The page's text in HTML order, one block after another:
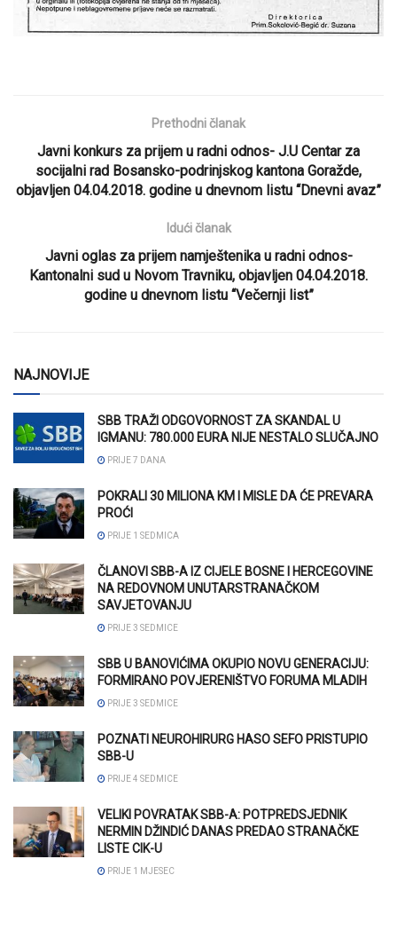
Prethodni članak
Javni konkurs za prijem u radni odnos- J.U Centar za
socijalni rad Bosansko-podrinjskog kantona Goražde,
objavljen 04.04.2018. godine u dnevnom listu “Dnevni avaz”
Idući članak
Javni oglas za prijem namještenika u radni odnos-
Kantonalni sud u Novom Travniku, objavljen 04.04.2018.
godine u dnevnom listu “Večernji list”
NAJNOVIJE
SBB TRAŽI ODGOVORNOST ZA SKANDAL U
IGMANU: 780.000 EURA NIJE NESTALO SLUČAJNO
PRIJE 7 DANA
POKRALI 30 MILIONA KM I MISLE DA ĆE PREVARA
PROĆI
PRIJE 1 SEDMICA
ČLANOVI SBB-A IZ CIJELE BOSNE I HERCEGOVINE
NA REDOVNOM UNUTARSTRANAČKOM
SAVJETOVANJU
PRIJE 3 SEDMICE
SBB U BANOVIĆIMA OKUPIO NOVU GENERACIJU:
FORMIRANO POVJERENIŠTVO FORUMA MLADIH
PRIJE 3 SEDMICE
POZNATI NEUROHIRURG HASO SEFO PRISTUPIO
SBB-U
PRIJE 4 SEDMICE
VELIKI POVRATAK SBB-A: POTPREDSJEDNIK
NERMIN DŽINDIĆ DANAS PREDAO STRANAČKE
LISTE CIK-U
PRIJE 1 MJESEC